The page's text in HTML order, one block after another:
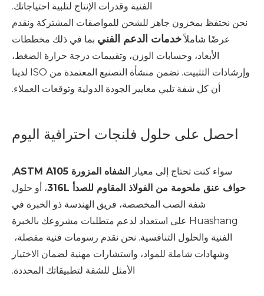
الفنية وقدرات الإنتاج لتلبية احتياجاتك.
نحن نحتفظ بمخزون جاهز للشحن للمواصفات المشتركة ونقدم
عرضًا شاملاًخدمات الدعم الفني بما في ذلك مخططات
الأبعاد، وحسابات الوزن، وتقييمات درجة حرارة الضغط،
وإرشادات التثبيت. تضمن منشأة التصنيع المعتمدة من ISO لدينا
أن كل شفة تلبي معايير الجودة الدولية وتوقعات العملاء.
احصل على حلول فلنجات احترافية اليوم
سواء كنت تحتاج إلى معيار الشفاه المزورة ASTM A105
,
حواف عنق ملحومة من الفولاذ المقاوم للصدأ 316L
، أو حلول
شفة الصب المخصصة، فريق الهندسة ذو الخبرة في
Huashang على استعداد لدعم متطلبات مشروعك بالخبرة
الفنية والحلول التنافسية. نحن نقدم رسومات فنية مفصلة، ​​
وشهادات شاملة للمواد، واستشارات مهنية لضمان الاختيار
الأمثل للشفة لتطبيقاتك المحددة.